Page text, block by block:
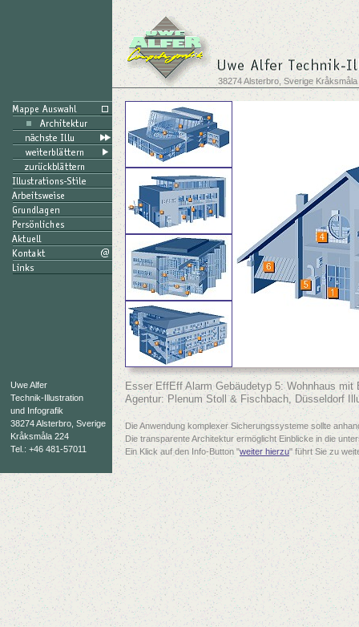
38274 Alsterbro, Sverige
Uwe Alfer
Technik-Illustration
und Infografik
38274 Alsterbro, Sverige
Kråksmåla 224
Tel.: +46 481-57011
Esser EffEff Alarm Gebäudetyp 5: Wohnhaus mit
Agentur: Plenum Stoll & Fischbach, Düsseldorf
Die Anwendung komplexer Sicherungssysteme sollte
Die transparente Architektur ermöglicht Einblicke in die
Ein Klick auf den Info-Button "weiter hierzu" führt Sie zu